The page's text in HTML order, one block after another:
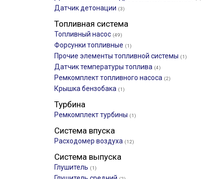
Датчик детонации (3)
Топливная система
Топливный насос (49)
Форсунки топливные (1)
Прочие элементы топливной системы (1)
Датчик температуры топлива (4)
Ремкомплект топливного насоса (2)
Крышка бензобака (1)
Турбина
Ремкомплект турбины (1)
Система впуска
Расходомер воздуха (12)
Система выпуска
Глушитель (1)